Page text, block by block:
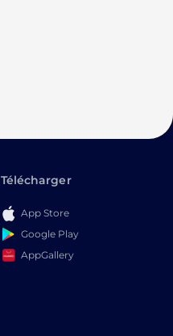
Télécharger
App Store
Google Play
AppGallery